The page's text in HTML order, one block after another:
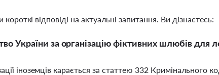
відповіді на актуальні запитання. Ви дізнаєтесь:
України за організацію фіктивних шлюбів для
іноземців карається за статтею 332 Кримінального